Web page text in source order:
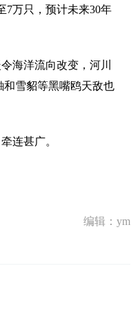
7万只，预计未来30年
海洋流向改变，河川
雪貂等黑嘴鸥天敌也
连甚广。
编辑：ym